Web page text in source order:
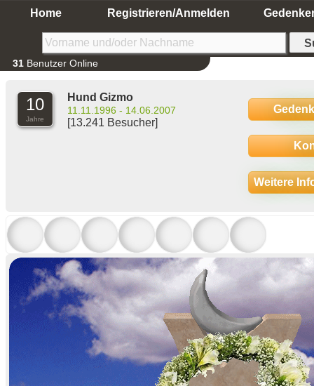
Home Registrieren/Anmelden
31 Benutzer Online
10
Jahre
Hund Gizmo
11.11.1996 - 14.06.2007
[13.241 Besucher]
Weitere